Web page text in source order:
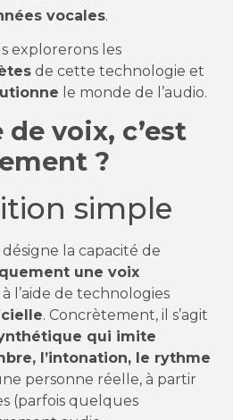
vocales.
explorerons les
de cette technologie et
le monde de l’audio.
voix, c’est
?
simple
désigne la capacité de
une voix
à l’aide de technologies
. Concrètement, il s’agit
qui imite
l’intonation, le rythme
personne réelle, à partir
(parfois quelques